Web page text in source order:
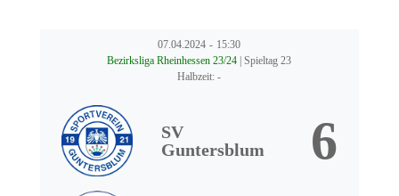
07.04.2024 - 15:30
Bezirksliga Rheinhessen 23/24 | Spieltag 23
Halbzeit: -
SV
Guntersblum
6